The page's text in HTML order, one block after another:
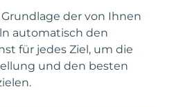
der von Ihnen
automatisch den
für jedes Ziel, um die
und den besten